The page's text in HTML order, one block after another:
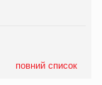
повний список